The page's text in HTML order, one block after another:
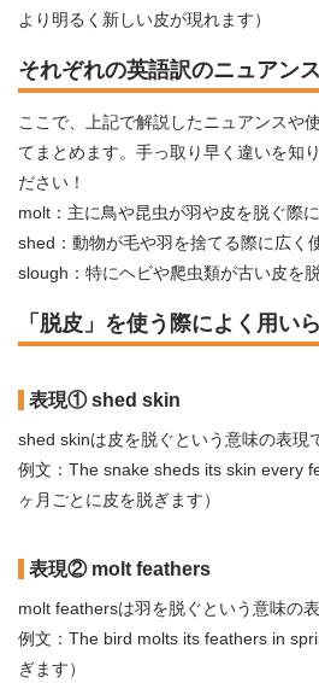
より明るく新しい皮が現れます）
それぞれの英語訳のニュアン
ここで、上記で解説したニュアンスや
てまとめます。手っ取り早く違いを知
ださい！
molt：主に鳥や昆虫が羽や皮を脱ぐ際に
shed：動物が毛や羽を捨てる際に広く
slough：特にヘビや爬虫類が古い皮を
「脱皮」を使う際によく用い
表現① shed skin
shed skinは皮を脱ぐという意味の表現
例文：The snake sheds its skin every
ヶ月ごとに皮を脱ぎます）
表現② molt feathers
molt feathersは羽を脱ぐという意味の表
例文：The bird molts its feathers in
ぎます）